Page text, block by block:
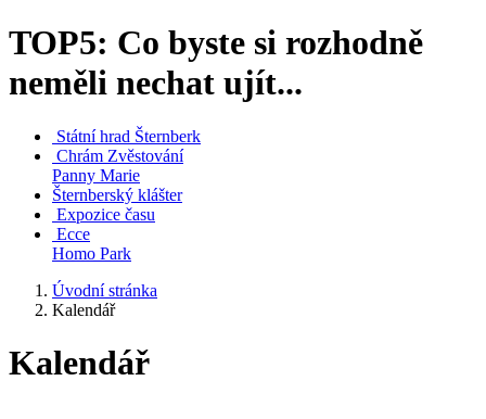
TOP5: Co byste si rozhodně
neměli nechat ujít...
Státní hrad Šternberk
Chrám Zvěstování
Panny Marie
Šternberský klášter
Expozice času
Ecce
Homo Park
Úvodní stránka
Kalendář
Kalendář